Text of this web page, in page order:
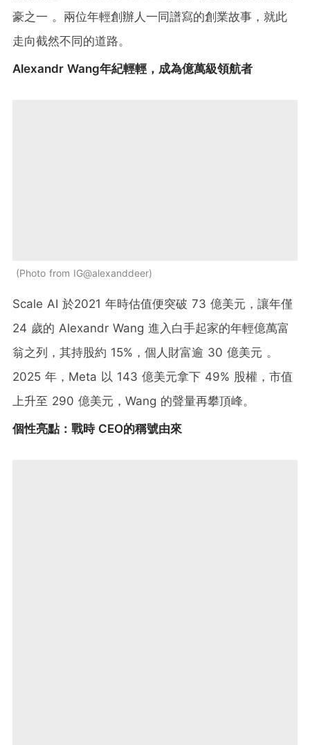
豪之一 。兩位年輕創辦人一同譜寫的創業故事，就此
走向截然不同的道路。
Alexandr Wang年紀輕輕，成為億萬級領航者
Photo from IG@alexanddeer
Scale AI 於2021 年時估值便突破 73 億美元，讓年僅
24 歲的 Alexandr Wang 進入白手起家的年輕億萬富
翁之列，其持股約 15%，個人財富逾 30 億美元 。
2025 年，Meta 以 143 億美元拿下 49% 股權，市值
上升至 290 億美元，Wang 的聲量再攀頂峰。
個性亮點：戰時 CEO的稱號由來